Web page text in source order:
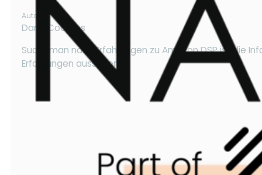
Autor
Dana Coordes
Sucht man nach Erfahrungen zu Amazon DSP ist die
Erfahrungen aussehen!